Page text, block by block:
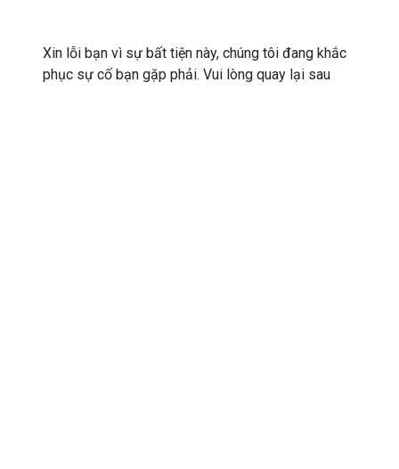
Xin lỗi bạn vì sự bất tiện này, chúng tôi đang khắc
phục sự cố bạn gặp phải. Vui lòng quay lại sau